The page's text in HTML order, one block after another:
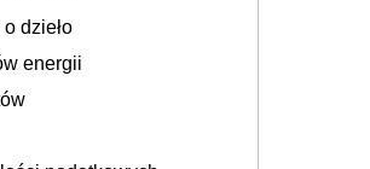
dzieło
energii